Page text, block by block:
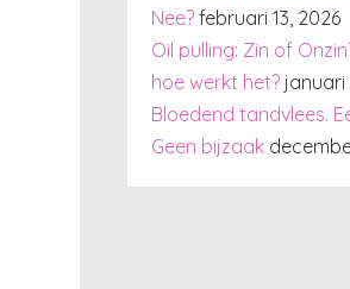
Nee? februari 13, 2026
Oil pulling: Zin of
hoe werkt het? januari
Bloedend tandvlees.
Geen bijzaak